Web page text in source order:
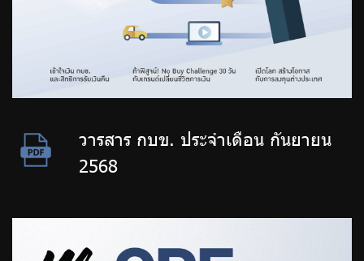
วารสาร กบข. ประจำเดือน กันยายน
2568